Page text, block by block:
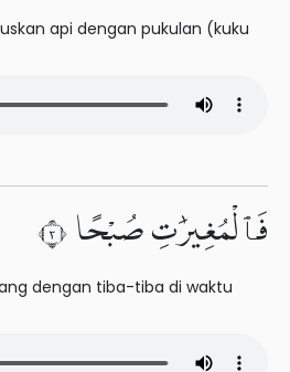
api dengan pukulan (kuku
فَٱلْمُغِيرَٰتِ صُبْحًا ٣
dengan tiba-tiba di waktu